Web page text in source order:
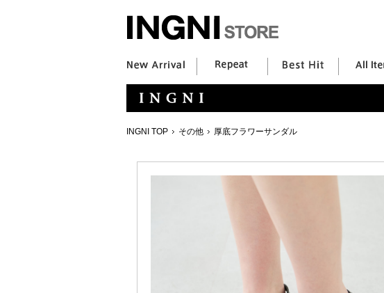
INGNI TOP その他 厚底フラワーサンダル